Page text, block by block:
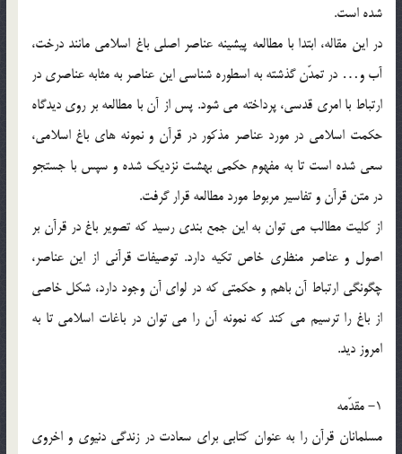
شده است.
در این مقاله، ابتدا با مطالعه پیشینه عناصر اصلی باغ اسلامی مانند درخت،
آب و… در تمدّن گذشته به اسطوره شناسی این عناصر به مثابه عناصری در
ارتباط با امری قدسی، پرداخته می شود. پس از آن با مطالعه بر روی دیدگاه
حکمت اسلامی در مورد عناصر مذکور در قرآن و نمونه های باغ اسلامی،
سعی شده است تا به مفهوم حکمی بهشت نزدیک شده و سپس با جستجو
در متن قرآن و تفاسیر مربوط مورد مطالعه قرار گرفت.
از کلیت مطالب می توان به این جمع بندی رسید که تصویر باغ در قرآن بر
اصول و عناصر منظری خاص تکیه دارد. توصیفات قرآنی از این عناصر،
چگونگی ارتباط آن باهم و حکمتی که در لوای آن وجود دارد، شکل خاصی
از باغ را ترسیم می کند که نمونه آن را می توان در باغات اسلامی تا به
امروز دید.
1- مقدّمه
مسلمانان قرآن را به عنوان کتابی برای سعادت در زندگی دنیوی و اخروی